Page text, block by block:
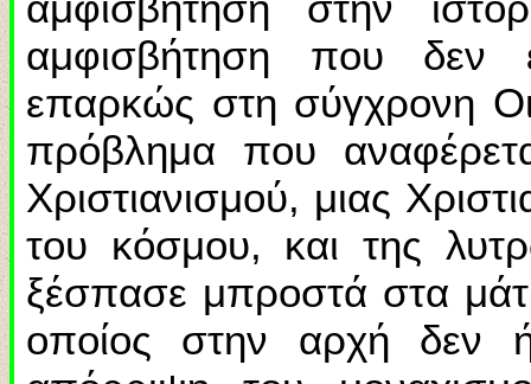
αμφισβήτηση που δεν
επαρκώς στη σύγχρονη
πρόβλημα που
Χριστιανισμού, μιας
του κόσμου, και της
ξέσπασε μπροστά στα
οποίος στην αρχή δεν